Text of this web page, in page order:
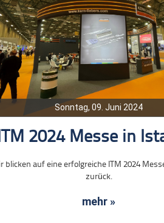
Sonntag, 09. Juni 2024
2024 Messe in
blicken auf eine erfolgreiche ITM 2024
zurück.
mehr »